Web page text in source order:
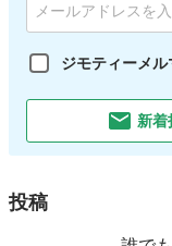
ジモティーメ
新着
投稿